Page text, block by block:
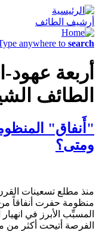
أرشيف الطائف
anywhere to search
أربعة
الطائف
"أَنفاق"
ومتى؟
منذ مطلع تسعينات
منظومة حفرت أنفاقاً من
المسبِّب الأبرز في
الفرصة أتيحت أكثر من